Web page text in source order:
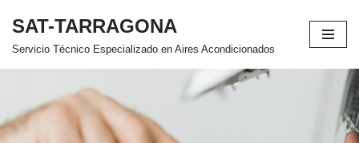
Saltar
SAT-TARRAGONA
Servicio Técnico Especializado en Aires Acondicionados